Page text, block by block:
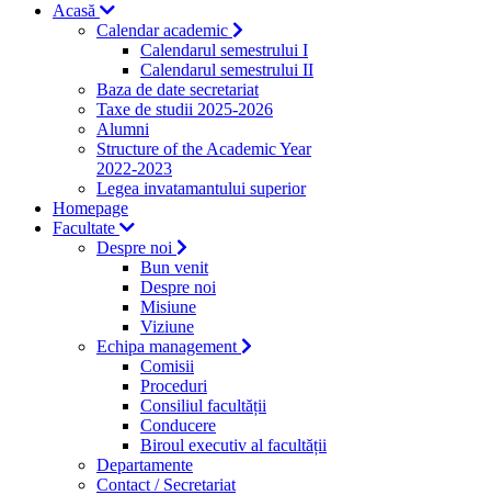
Acasă
Calendar academic
Calendarul semestrului I
Calendarul semestrului II
Baza de date secretariat
Taxe de studii 2025-2026
Alumni
Structure of the Academic Year
2022-2023
Legea invatamantului superior
Homepage
Facultate
Despre noi
Bun venit
Despre noi
Misiune
Viziune
Echipa management
Comisii
Proceduri
Consiliul facultății
Conducere
Biroul executiv al facultății
Departamente
Contact / Secretariat